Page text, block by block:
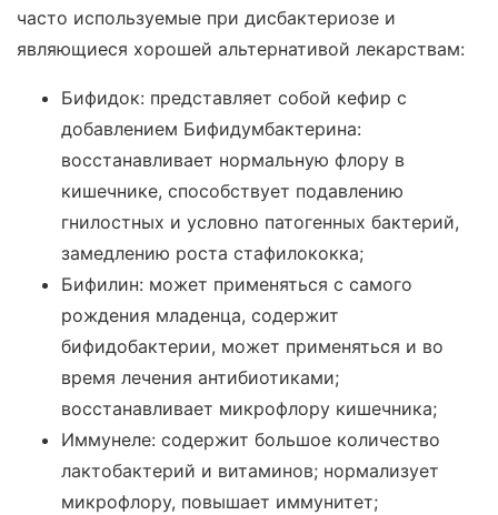
часто используемые при дисбактериозе и
являющиеся хорошей альтернативой лекарствам:
Бифидок: представляет собой кефир с
добавлением Бифидумбактерина:
восстанавливает нормальную флору в
кишечнике, способствует подавлению
гнилостных и условно патогенных бактерий,
замедлению роста стафилококка;
Бифилин: может применяться с самого
рождения младенца, содержит
бифидобактерии, может применяться и во
время лечения антибиотиками;
восстанавливает микрофлору кишечника;
Иммунеле: содержит большое количество
лактобактерий и витаминов; нормализует
микрофлору, повышает иммунитет;